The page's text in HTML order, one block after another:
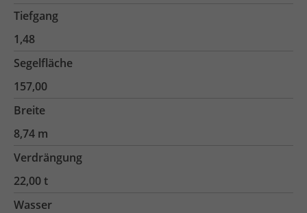
Tiefgang
1,48
Segelfläche
157,00
Breite
8,74 m
Verdrängung
22,00 t
Wasser